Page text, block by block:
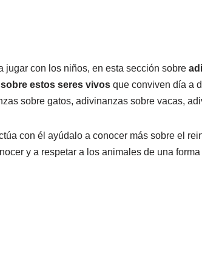
jugar con los niños, en esta sección sobre
estos seres vivos que conviven día a
sobre gatos, adivinanzas sobre vacas,
con él ayúdalo a conocer más sobre el
y a respetar a los animales de una